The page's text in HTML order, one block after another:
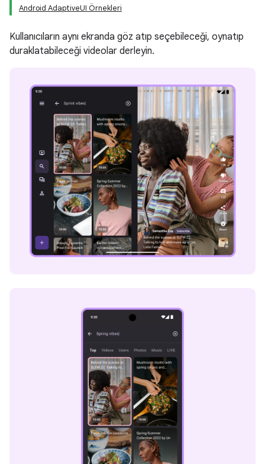
Android AdaptiveUI Örnekleri
Kullanıcıların aynı ekranda göz atıp seçebileceği, oynatıp
duraklatabileceği videolar derleyin.